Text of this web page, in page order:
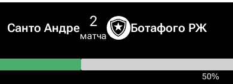
Санто Андре 2
матча
Ботафого РЖ
50%